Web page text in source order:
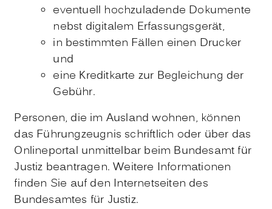
eventuell hochzuladende Dokumente
nebst digitalem Erfassungsgerät,
in bestimmten Fällen einen Drucker
und
eine Kreditkarte zur Begleichung der
Gebühr.
Personen, die im Ausland wohnen, können
das Führungzeugnis schriftlich oder über das
Onlineportal unmittelbar beim Bundesamt für
Justiz beantragen. Weitere Informationen
finden Sie auf den Internetseiten des
Bundesamtes für Justiz.